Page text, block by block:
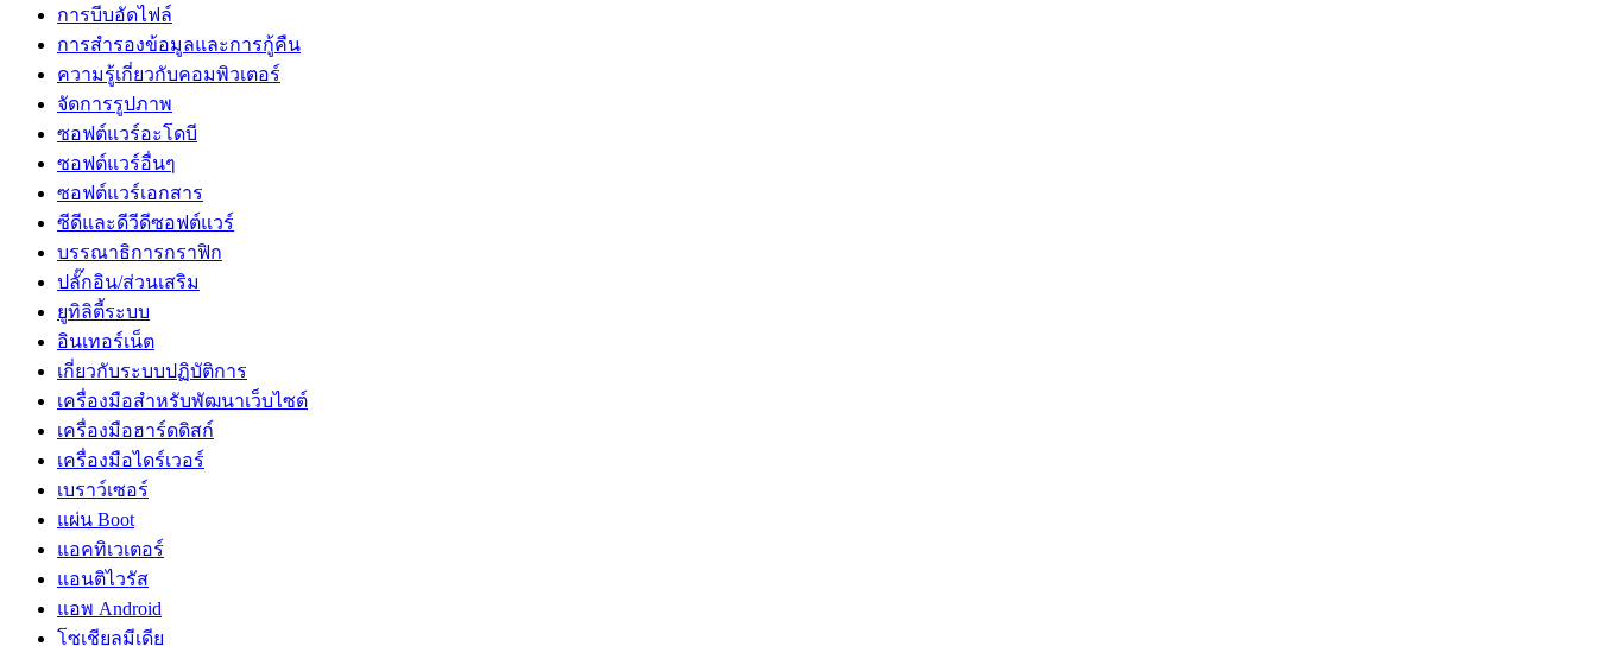
การบีบอัดไฟล์
การสำรองข้อมูลและการกู้คืน
ความรู้เกี่ยวกับคอมพิวเตอร์
จัดการรูปภาพ
ซอฟต์แวร์อะโดบี
ซอฟต์แวร์อื่นๆ
ซอฟต์แวร์เอกสาร
ซีดีและดีวีดีซอฟต์แวร์
บรรณาธิการกราฟิก
ปลั๊กอิน/ส่วนเสริม
ยูทิลิตี้ระบบ
อินเทอร์เน็ต
เกี่ยวกับระบบปฏิบัติการ
เครื่องมือสำหรับพัฒนาเว็บไซต์
เครื่องมือฮาร์ดดิสก์
เครื่องมือไดร์เวอร์
เบราว์เซอร์
แผ่น Boot
แอคทิเวเตอร์
แอนติไวรัส
แอพ Android
โซเชียลมีเดีย